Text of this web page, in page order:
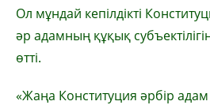
Ол мұндай кепілдікті
әр адамның құқық
өтті.
«Жаңа Конституция әрбір